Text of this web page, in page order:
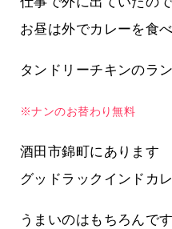
お昼は外でカレーを食べ
タンドリーチキンのラン
※ナンのお替わり無料
酒田市錦町にあります
グッドラックインドカレ
うまいのはもちろんで